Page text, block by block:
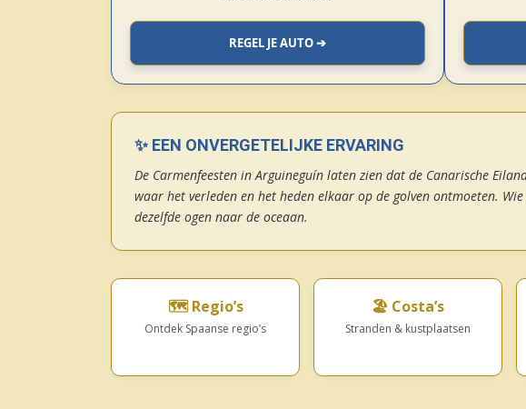
REGEL JE AUTO ➔
✨ EEN ONVERGETELIJKE ERVARING
De Carmenfeesten in Arguineguín laten zien dat de Canarische
waar het verleden en het heden elkaar op de golven ontmoeten.
dezelfde ogen naar de oceaan.
🗺️ Regio’s
Ontdek Spaanse regio’s
🏖️ Costa’s
Stranden & kustplaatsen